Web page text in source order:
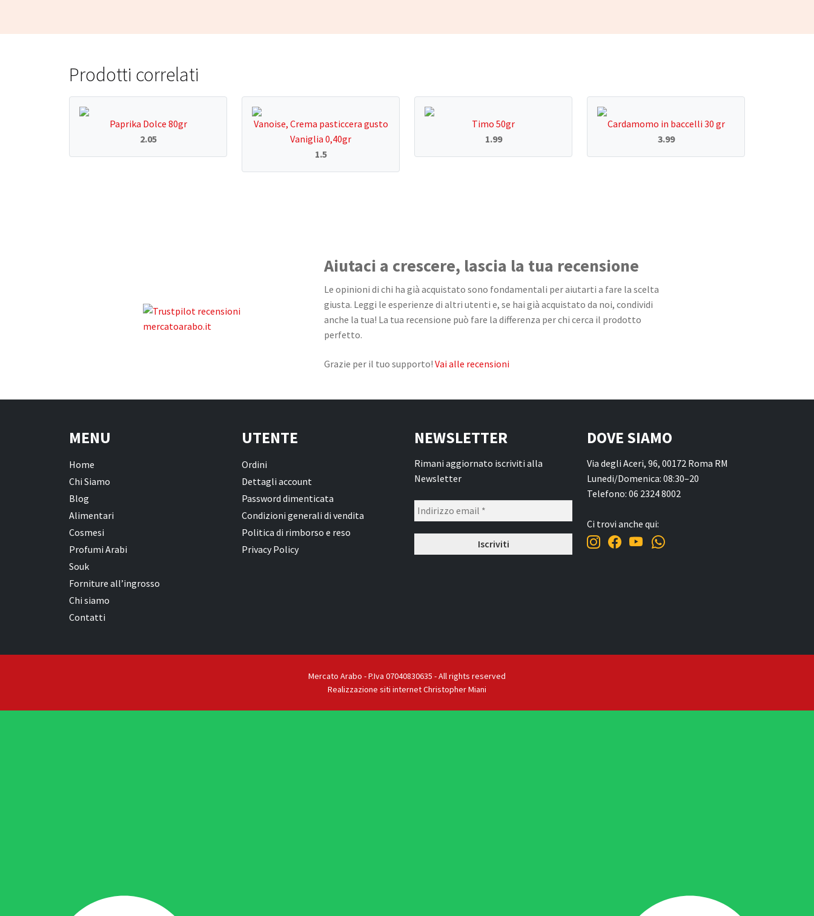
Prodotti correlati
Paprika Dolce 80gr
2.05
Vanoise, Crema pasticcera gusto
Vaniglia 0,40gr
1.5
Timo 50gr
1.99
Cardamomo in baccelli 30 gr
3.99
Aiutaci a crescere, lascia la tua recensione
Le opinioni di chi ha già acquistato sono fondamentali per aiutarti a fare la scelta
giusta. Leggi le esperienze di altri utenti e, se hai già acquistato da noi, condividi
anche la tua! La tua recensione può fare la differenza per chi cerca il prodotto
perfetto.
Grazie per il tuo supporto! Vai alle recensioni
MENU
Home
Chi Siamo
Blog
Alimentari
Cosmesi
Profumi Arabi
Souk
Forniture all’ingrosso
Chi siamo
Contatti
UTENTE
Ordini
Dettagli account
Password dimenticata
Condizioni generali di vendita
Politica di rimborso e reso
Privacy Policy
NEWSLETTER
Rimani aggiornato iscriviti alla
Newsletter
DOVE SIAMO
Via degli Aceri, 96, 00172 Roma RM
Lunedi/Domenica: 08:30–20
Telefono: 06 2324 8002
Ci trovi anche qui:
Mercato Arabo - P.Iva 07040830635 - All rights reserved
Realizzazione siti internet Christopher Miani